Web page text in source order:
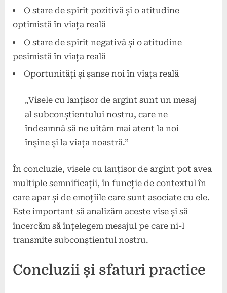
O stare de spirit pozitivă și o atitudine
optimistă în viața reală
O stare de spirit negativă și o atitudine
pesimistă în viața reală
Oportunități și șanse noi în viața reală
„Visele cu lanțisor de argint sunt un mesaj
al subconștientului nostru, care ne
îndeamnă să ne uităm mai atent la noi
înșine și la viața noastră.”
În concluzie, visele cu lanțisor de argint pot avea
multiple semnificații, în funcție de contextul în
care apar și de emoțiile care sunt asociate cu ele.
Este important să analizăm aceste vise și să
încercăm să înțelegem mesajul pe care ni-l
transmite subconștientul nostru.
Concluzii și sfaturi practice